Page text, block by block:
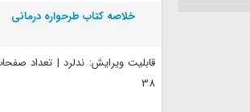
خلاصه کتاب طرحواره درمانی
قابلیت ویرایش: ندلرد | تعداد
38